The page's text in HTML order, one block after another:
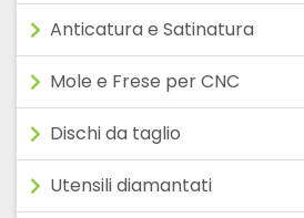
Anticatura e Satinatura
Mole e Frese per CNC
Dischi da taglio
Utensili diamantati